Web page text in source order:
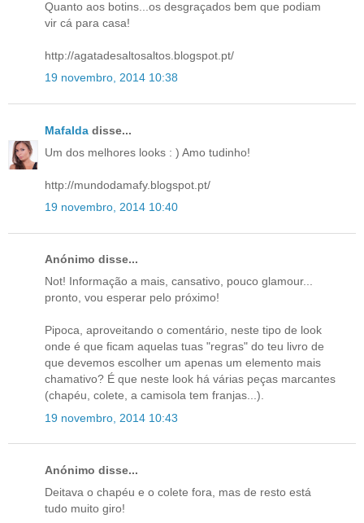
Quanto aos botins...os desgraçados bem que podiam
vir cá para casa!
http://agatadesaltosaltos.blogspot.pt/
19 novembro, 2014 10:38
Mafalda disse...
Um dos melhores looks : ) Amo tudinho!
http://mundodamafy.blogspot.pt/
19 novembro, 2014 10:40
Anónimo disse...
Not! Informação a mais, cansativo, pouco glamour...
pronto, vou esperar pelo próximo!
Pipoca, aproveitando o comentário, neste tipo de look
onde é que ficam aquelas tuas "regras" do teu livro de
que devemos escolher um apenas um elemento mais
chamativo? É que neste look há várias peças marcantes
(chapéu, colete, a camisola tem franjas...).
19 novembro, 2014 10:43
Anónimo disse...
Deitava o chapéu e o colete fora, mas de resto está
tudo muito giro!